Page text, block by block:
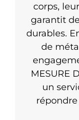
corps,
garantit
durables.
de
MESURE
un